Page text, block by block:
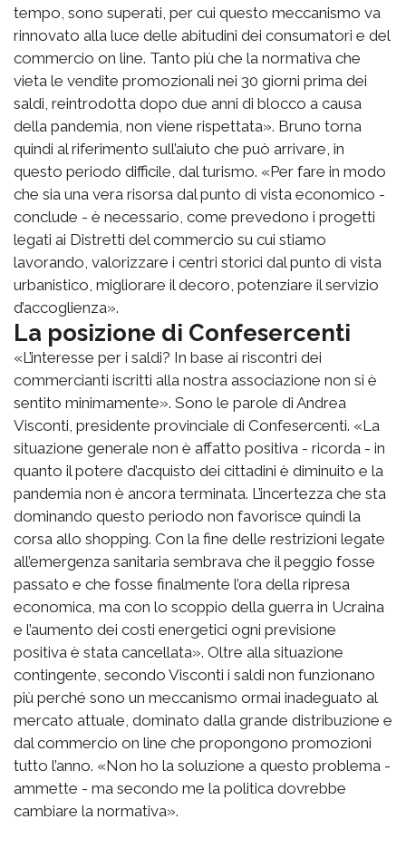
tempo, sono superati, per cui questo meccanismo va
rinnovato alla luce delle abitudini dei consumatori e del
commercio on line. Tanto più che la normativa che
vieta le vendite promozionali nei 30 giorni prima dei
saldi, reintrodotta dopo due anni di blocco a causa
della pandemia, non viene rispettata». Bruno torna
quindi al riferimento sull’aiuto che può arrivare, in
questo periodo difficile, dal turismo. «Per fare in modo
che sia una vera risorsa dal punto di vista economico -
conclude - è necessario, come prevedono i progetti
legati ai Distretti del commercio su cui stiamo
lavorando, valorizzare i centri storici dal punto di vista
urbanistico, migliorare il decoro, potenziare il servizio
d’accoglienza».
La posizione di Confesercenti
«L’interesse per i saldi? In base ai riscontri dei
commercianti iscritti alla nostra associazione non si è
sentito minimamente». Sono le parole di Andrea
Visconti, presidente provinciale di Confesercenti. «La
situazione generale non è affatto positiva - ricorda - in
quanto il potere d’acquisto dei cittadini è diminuito e la
pandemia non è ancora terminata. L’incertezza che sta
dominando questo periodo non favorisce quindi la
corsa allo shopping. Con la fine delle restrizioni legate
all’emergenza sanitaria sembrava che il peggio fosse
passato e che fosse finalmente l’ora della ripresa
economica, ma con lo scoppio della guerra in Ucraina
e l’aumento dei costi energetici ogni previsione
positiva è stata cancellata». Oltre alla situazione
contingente, secondo Visconti i saldi non funzionano
più perché sono un meccanismo ormai inadeguato al
mercato attuale, dominato dalla grande distribuzione e
dal commercio on line che propongono promozioni
tutto l’anno. «Non ho la soluzione a questo problema -
ammette - ma secondo me la politica dovrebbe
cambiare la normativa».